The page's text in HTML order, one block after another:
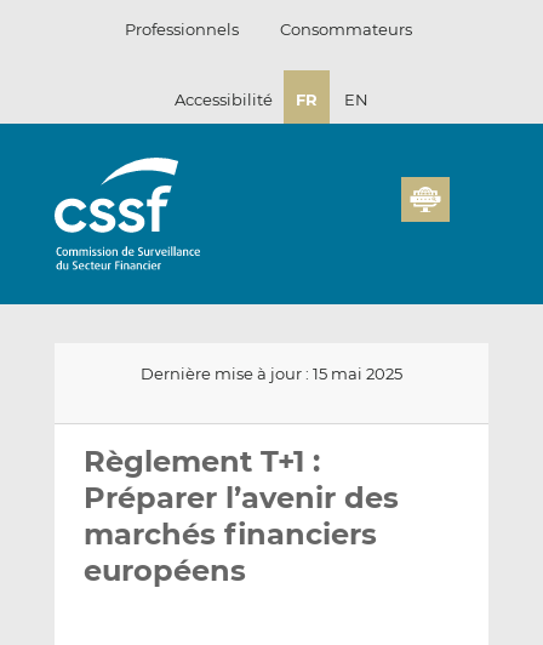
Professionnels Consommateurs
Accessibilité FR EN
Dernière mise à jour : 15 mai 2025
email
LinkedIn
Facebook
Règlement T+1 :
Préparer l’avenir des
marchés financiers
européens